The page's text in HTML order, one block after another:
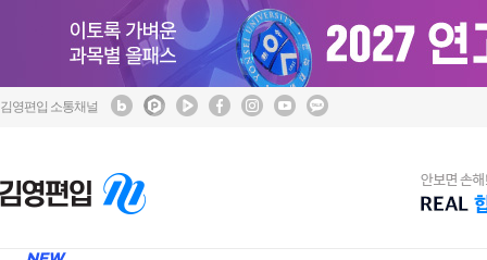
김영편입 소통채널